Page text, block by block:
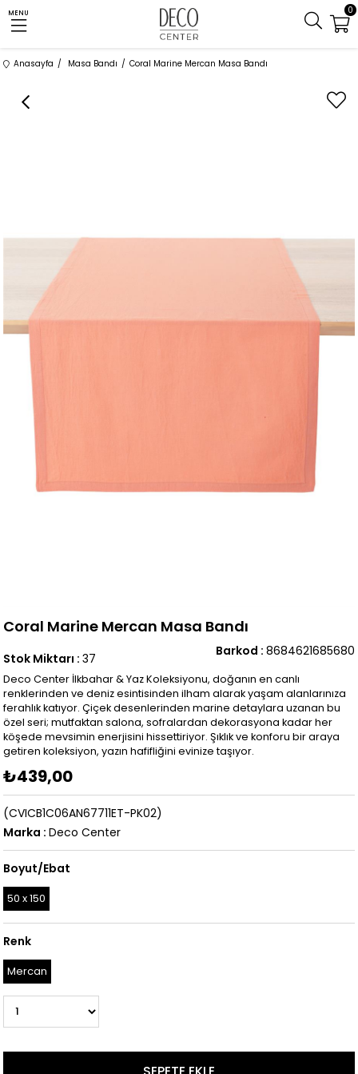
MENU 0
Anasayfa Masa Bandı Coral Marine Mercan Masa Bandı
Coral Marine Mercan Masa Bandı
Barkod : 8684621685680
Stok Miktarı : 37
Deco Center İlkbahar & Yaz Koleksiyonu, doğanın en canlı
renklerinden ve deniz esintisinden ilham alarak yaşam alanlarınıza
ferahlık katıyor. Çiçek desenlerinden marine detaylara uzanan bu
özel seri; mutfaktan salona, sofralardan dekorasyona kadar her
köşede mevsimin enerjisini hissettiriyor. Şıklık ve konforu bir araya
getiren koleksiyon, yazın hafifliğini evinize taşıyor.
₺439,00
(CVICB1C06AN67711ET-PK02)
Marka : Deco Center
Boyut/Ebat
50 x 150
Renk
Mercan